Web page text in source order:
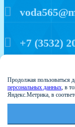
+7 (3532)
Продолжая пользоваться
персональных данных, в
Яндекс.Метрика, в